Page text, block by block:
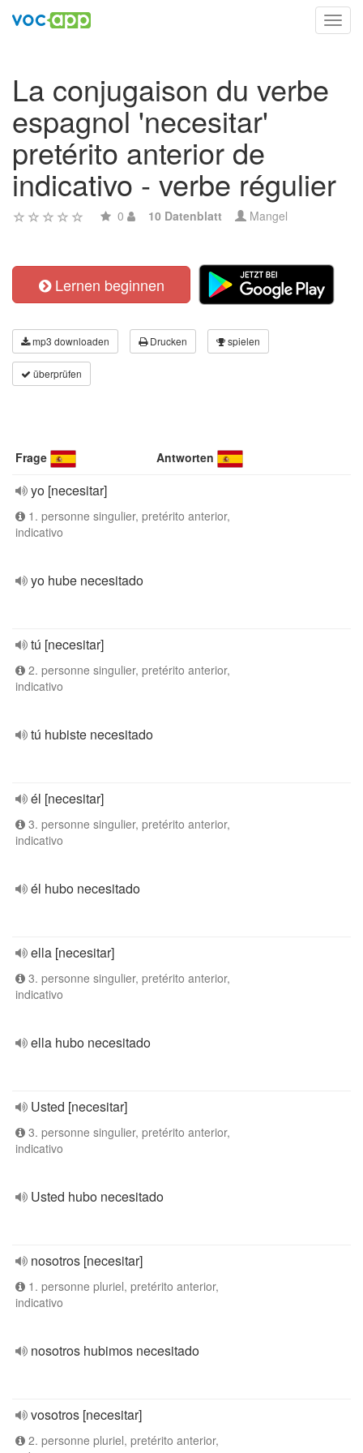
La conjugaison du verbe
espagnol 'necesitar'
pretérito anterior de
indicativo - verbe régulier
0 10 Datenblatt Mangel
Lernen beginnen
mp3 downloaden Drucken spielen
überprüfen
Frage Antworten
yo [necesitar]
1. personne singulier, pretérito anterior,
indicativo
yo hube necesitado
tú [necesitar]
2. personne singulier, pretérito anterior,
indicativo
tú hubiste necesitado
él [necesitar]
3. personne singulier, pretérito anterior,
indicativo
él hubo necesitado
ella [necesitar]
3. personne singulier, pretérito anterior,
indicativo
ella hubo necesitado
Usted [necesitar]
3. personne singulier, pretérito anterior,
indicativo
Usted hubo necesitado
nosotros [necesitar]
1. personne pluriel, pretérito anterior,
indicativo
nosotros hubimos necesitado
vosotros [necesitar]
2. personne pluriel, pretérito anterior,